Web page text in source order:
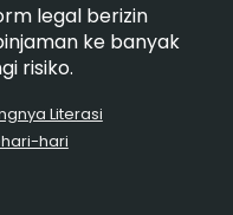
legal berizin
ke banyak
risiko.
Literasi
hari